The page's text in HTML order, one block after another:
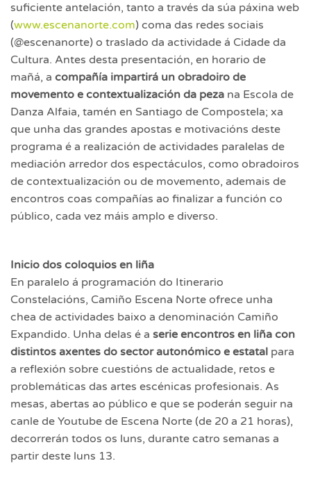
suficiente antelación, tanto a través da súa páxina web
(www.escenanorte.com) coma das redes sociais
(@escenanorte) o traslado da actividade á Cidade da
Cultura. Antes desta presentación, en horario de
mañá, a compañía impartirá un obradoiro de
movemento e contextualización da peza na Escola de
Danza Alfaia, tamén en Santiago de Compostela; xa
que unha das grandes apostas e motivacións deste
programa é a realización de actividades paralelas de
mediación arredor dos espectáculos, como obradoiros
de contextualización ou de movemento, ademais de
encontros coas compañías ao finalizar a función co
público, cada vez máis amplo e diverso.
Inicio dos coloquios en liña
En paralelo á programación do Itinerario
Constelacións, Camiño Escena Norte ofrece unha
chea de actividades baixo a denominación Camiño
Expandido. Unha delas é a serie encontros en liña con
distintos axentes do sector autonómico e estatal para
a reflexión sobre cuestións de actualidade, retos e
problemáticas das artes escénicas profesionais. As
mesas, abertas ao público e que se poderán seguir na
canle de Youtube de Escena Norte (de 20 a 21 horas),
decorrerán todos os luns, durante catro semanas a
partir deste luns 13.